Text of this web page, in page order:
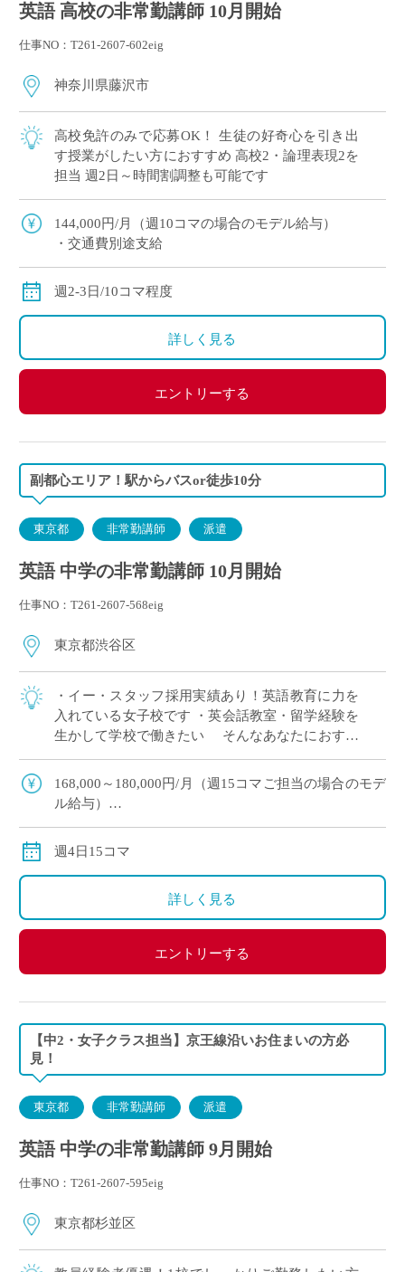
英語 高校の非常勤講師 10月開始
仕事NO：T261-2607-602eig
神奈川県藤沢市
高校免許のみで応募OK！ 生徒の好奇心を引き出
す授業がしたい方におすすめ 高校2・論理表現2を
担当 週2日～時間割調整も可能です
144,000円/月（週10コマの場合のモデル給与）
・交通費別途支給
週2-3日/10コマ程度
詳しく見る
エントリーする
副都心エリア！駅からバスor徒歩10分
東京都 非常勤講師 派遣
英語 中学の非常勤講師 10月開始
仕事NO：T261-2607-568eig
東京都渋谷区
・イー・スタッフ採用実績あり！英語教育に力を
入れている女子校です ・英会話教室・留学経験を
生かして学校で働きたい そんなあなたにおすす
168,000～180,000円/月（週15コマご担当の場合のモデ
ル給与）
※交通費別途支給
週4日15コマ
詳しく見る
エントリーする
【中2・女子クラス担当】京王線沿いお住まいの方必
見！
東京都 非常勤講師 派遣
英語 中学の非常勤講師 9月開始
仕事NO：T261-2607-595eig
東京都杉並区